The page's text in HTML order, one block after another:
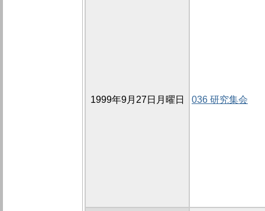
1999年9月27日月曜日 036 研究集会